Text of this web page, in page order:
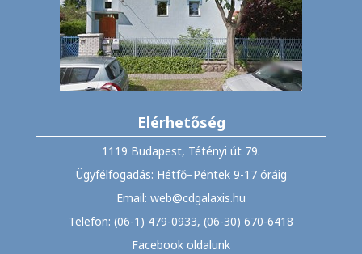
Elérhetőség
1119 Budapest, Tétényi út 79.
Ügyfélfogadás: Hétfő–Péntek 9-17 óráig
Email: web@cdgalaxis.hu
Telefon: (06-1) 479-0933, (06-30) 670-6418
Facebook oldalunk